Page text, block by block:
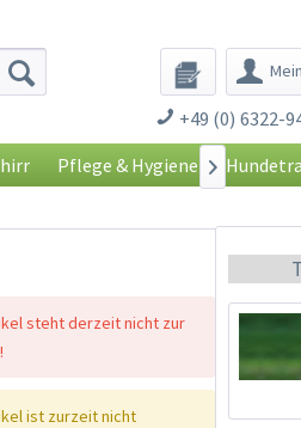
+49 (0) 6322-
Pflege & Hygiene 
steht derzeit nicht zur
ist zurzeit nicht